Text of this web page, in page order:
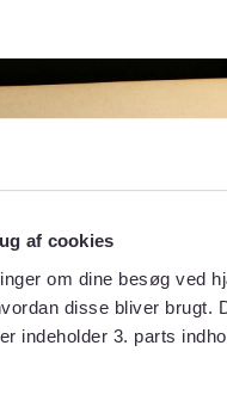
af cookies
om dine besøg ved
disse bliver
indeholder 3. parts